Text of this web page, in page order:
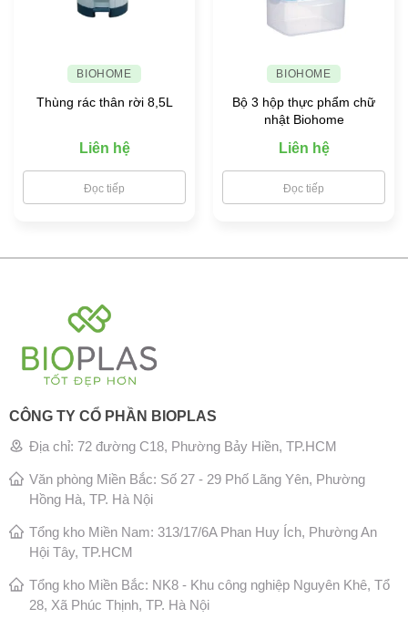
BIOHOME
Thùng rác thân rời 8,5L
Liên hệ
Đọc tiếp
BIOHOME
Bộ 3 hộp thực phẩm chữ
nhật Biohome
Liên hệ
Đọc tiếp
CÔNG TY CỔ PHẦN BIOPLAS
Địa chỉ: 72 đường C18, Phường Bảy Hiền, TP.HCM
Văn phòng Miền Bắc: Số 27 - 29 Phố Lãng Yên, Phường
Hồng Hà, TP. Hà Nội
Tổng kho Miền Nam: 313/17/6A Phan Huy Ích, Phường An
Hội Tây, TP.HCM
Tổng kho Miền Bắc: NK8 - Khu công nghiệp Nguyên Khê, Tổ
28, Xã Phúc Thịnh, TP. Hà Nội